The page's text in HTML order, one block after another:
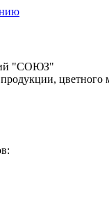
"СОЮЗ"
цветного